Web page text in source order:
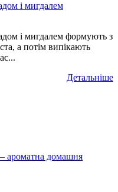
і мигдалем
і мигдалем формують з
а потім випікають
Детальніше
ароматна домашня